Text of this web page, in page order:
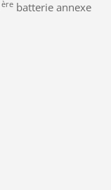
èrebatterie annexe